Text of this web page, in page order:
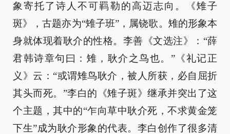
象寄托了诗人不可羁勒的高迈志向。《雉子
斑》，古题亦为“雉子班”，属铙歌。雉的形象本
身就体现着耿介的性格。李善《文选注》：“薛
君韩诗章句曰：雉，耿介之鸟也。”《礼记正
义》云：“或谓雉鸟耿介，被人所获，必自屈折
其头而死。”李白的《雉子斑》继承并突出了这
个主题，其中的“乍向草中耿介死，不求黄金笼
下生”成为耿介形象的代表。李白创作了很多清